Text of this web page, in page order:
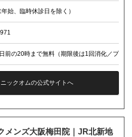
始、臨時休診日を除く）
前の20時まで無料（期限後は1回消化／プラ
ックオムの公式サイトへ
メンズ大阪梅田院｜JR北新地